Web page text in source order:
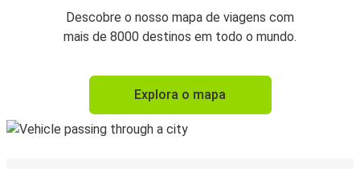
Descobre o nosso mapa de viagens com
mais de 8000 destinos em todo o mundo.
Explora o mapa